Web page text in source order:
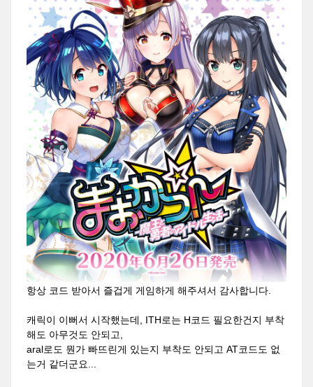
항상 코드 받아서 즐겁게 게임하게 해주셔서 감사합니다.
캐릭이 이뻐서 시작했는데, ITH로는 H코드 필요한건지 부착
해도 아무것도 안되고,
aral로도 뭔가 빠뜨린게 있는지 부착도 안되고 AT코드도 없
는거 같더군요...